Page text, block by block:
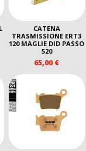
CATENA
TRASMISSIONE ERT3
120 MAGLIE DID PASSO
520
65,00€